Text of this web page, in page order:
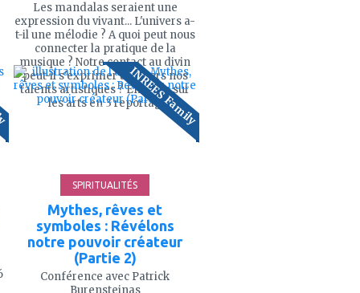
Les mandalas seraient une
expression du vivant... L'univers a-
t-il une mélodie ? A quoi peut nous
connecter la pratique de la
musique ? Notre contact au divin
peut-il s'exprimer à travers nos
talents artistiques ? Enquête sur
les arts en 3 reportag
ajouter
à
mes
favoris
INREES Family
SPIRITUALITÉS
Mythes, rêves et
symboles : Révélons
notre pouvoir créateur
(Partie 2)
Conférence avec Patrick
Burensteinas